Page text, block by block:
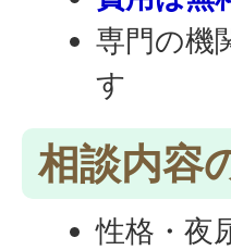
専門の機
す
相談内容
性格・夜